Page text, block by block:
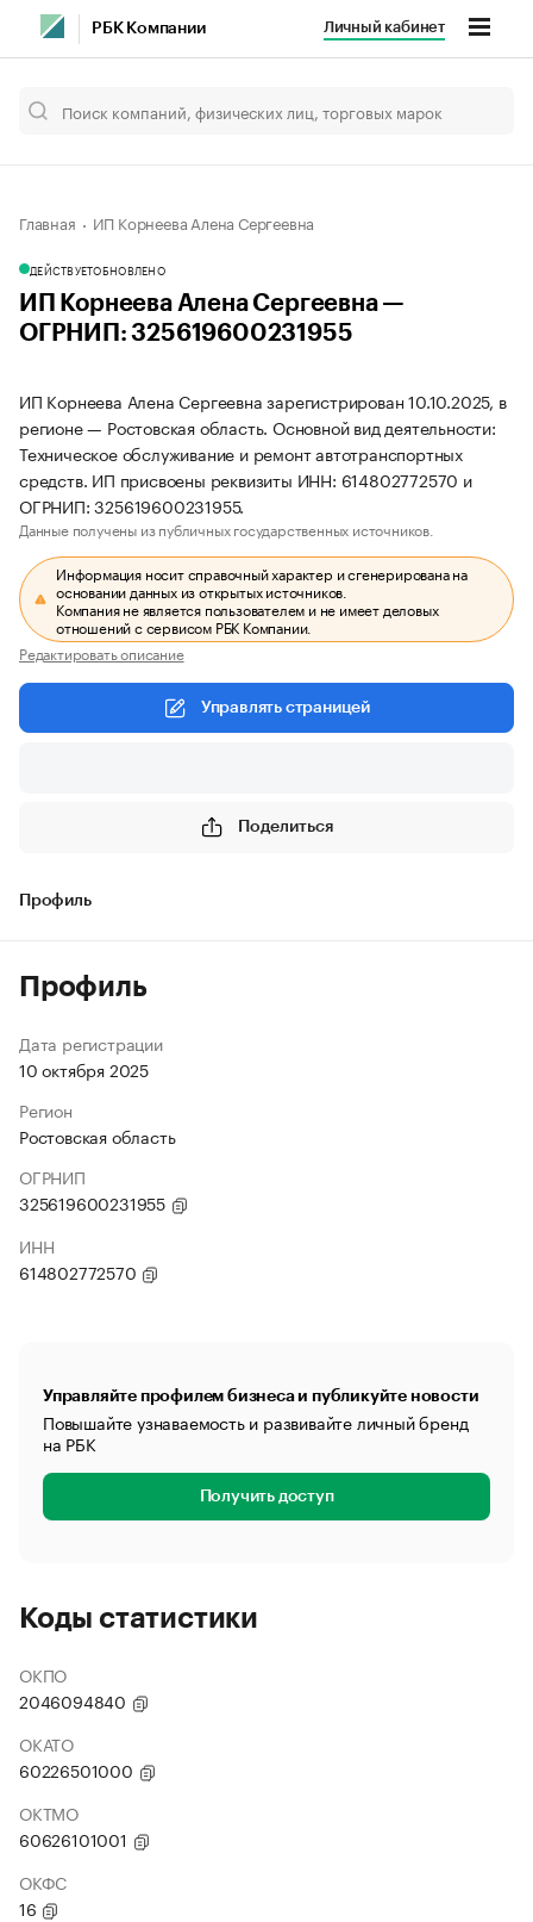
РБК Компании Личный кабинет
Главная ИП Корнеева Алена Сергеевна
ДЕЙСТВУЕТОБНОВЛЕНО
ИП Корнеева Алена Сергеевна —
ОГРНИП: 325619600231955
ИП Корнеева Алена Сергеевна зарегистрирован 10.10.2025, в
регионе — Ростовская область. Основной вид деятельности:
Техническое обслуживание и ремонт автотранспортных
средств. ИП присвоены реквизиты ИНН: 614802772570 и
ОГРНИП: 325619600231955.
Данные получены из публичных государственных источников.
Информация носит справочный характер и сгенерирована на
основании данных из открытых источников.
Компания не является пользователем и не имеет деловых
отношений с сервисом РБК Компании.
Редактировать описание
Управлять страницей
Поделиться
Профиль
Профиль
Дата регистрации
10 октября 2025
Регион
Ростовская область
ОГРНИП
325619600231955
ИНН
614802772570
Управляйте профилем бизнеса и публикуйте новости
Повышайте узнаваемость и развивайте личный бренд
на РБК
Получить доступ
Коды статистики
ОКПО
2046094840
ОКАТО
60226501000
ОКТМО
60626101001
ОКФС
16